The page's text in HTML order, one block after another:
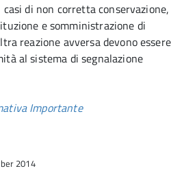
di non corretta conservazione,
e somministrazione di
reazione avversa devono essere
al sistema di segnalazione
Importante
2014